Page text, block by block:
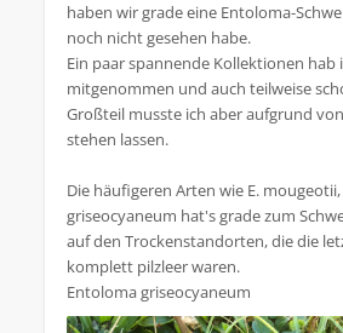
haben wir grade eine Entoloma-
noch nicht gesehen habe.
Ein paar spannende Kollektionen hab
mitgenommen und auch teilweise
Großteil musste ich aber aufgrund
stehen lassen.
Die häufigeren Arten wie E.
griseocyaneum hat's grade zum
auf den Trockenstandorten, die die
komplett pilzleer waren.
Entoloma griseocyaneum